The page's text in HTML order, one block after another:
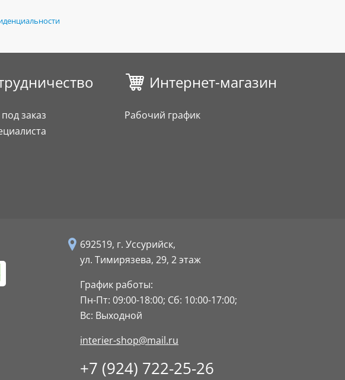
заказ
Интернет-магазин
Рабочий график
692519, г. Уссурийск,
ул. Тимирязева, 29, 2 этаж
График работы:
Пн-Пт: 09:00-18:00; Сб: 10:00-17:00;
Вс: Выходной
interier-shop@mail.ru
+7 (924) 722-25-26